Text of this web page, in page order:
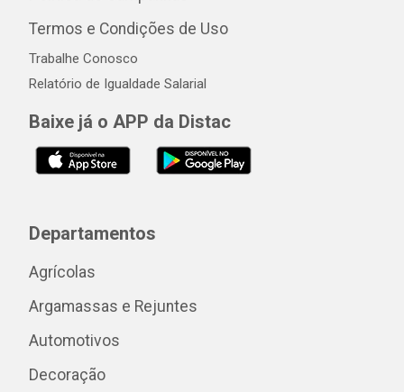
Termos e Condições de Uso
Trabalhe Conosco
Relatório de Igualdade Salarial
Baixe já o APP da Distac
Departamentos
Agrícolas
Argamassas e Rejuntes
Automotivos
Decoração